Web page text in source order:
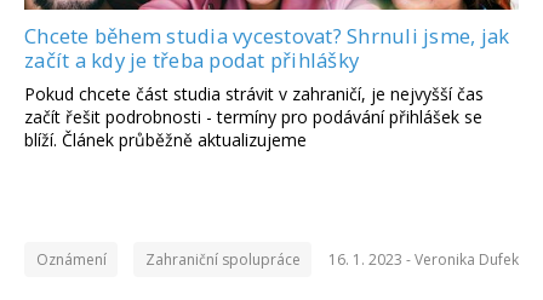
Chcete během studia vycestovat? Shrnuli jsme, jak
začít a kdy je třeba podat přihlášky
Pokud chcete část studia strávit v zahraničí, je nejvyšší čas
začít řešit podrobnosti - termíny pro podávání přihlášek se
blíží. Článek průběžně aktualizujeme
Oznámení Zahraniční spolupráce 16. 1. 2023 -Veronika Dufek